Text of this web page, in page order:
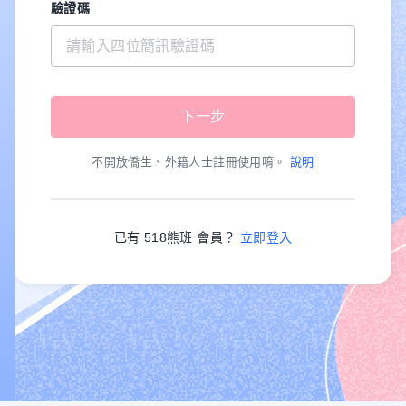
驗證碼
不開放僑生、外籍人士註冊使用唷。 說明
已有 518熊班 會員？ 立即登入